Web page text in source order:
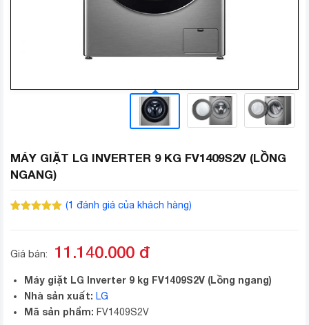
MÁY GIẶT LG INVERTER 9 KG FV1409S2V (LỒNG
NGANG)
(1 đánh giá của khách hàng)
Giá bán: 11.140.000 đ
Máy giặt LG Inverter 9 kg FV1409S2V (Lồng ngang)
Nhà sản xuất: LG
Mã sản phẩm: FV1409S2V